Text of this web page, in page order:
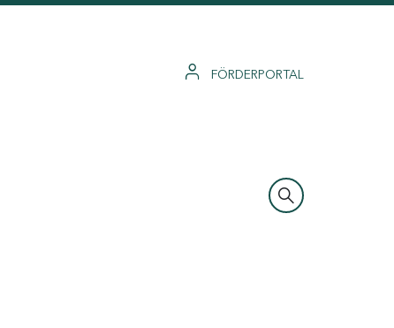
FÖRDERPORTAL